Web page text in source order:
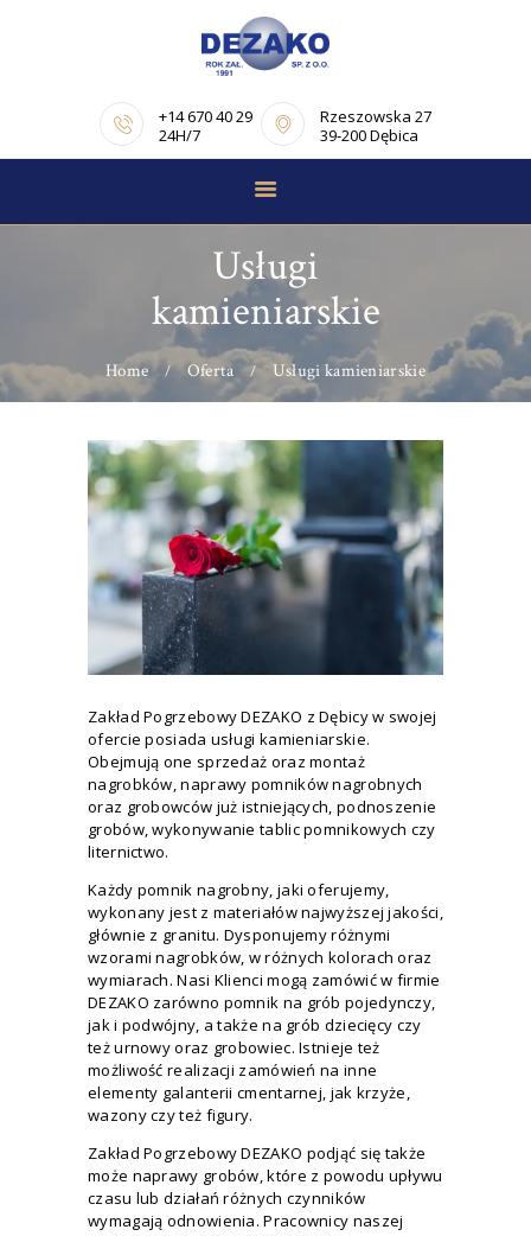
+14 670 40 29
24H/7
Rzeszowska 27
39-200 Dębica
Usługi
kamieniarskie
Home Oferta Usługi kamieniarskie
STRONA GŁÓWNA
PORADNIK
POGRZEBOWY
OPINIE
KONTAKT
Zakład Pogrzebowy DEZAKO z Dębicy w swojej
ofercie posiada usługi kamieniarskie.
Obejmują one sprzedaż oraz montaż
nagrobków, naprawy pomników nagrobnych
oraz grobowców już istniejących, podnoszenie
grobów, wykonywanie tablic pomnikowych czy
liternictwo.
Każdy pomnik nagrobny, jaki oferujemy,
wykonany jest z materiałów najwyższej jakości,
głównie z granitu. Dysponujemy różnymi
wzorami nagrobków, w różnych kolorach oraz
wymiarach. Nasi Klienci mogą zamówić w firmie
DEZAKO zarówno pomnik na grób pojedynczy,
jak i podwójny, a także na grób dziecięcy czy
też urnowy oraz grobowiec. Istnieje też
możliwość realizacji zamówień na inne
elementy galanterii cmentarnej, jak krzyże,
wazony czy też figury.
Zakład Pogrzebowy DEZAKO podjąć się także
może naprawy grobów, które z powodu upływu
czasu lub działań różnych czynników
wymagają odnowienia. Pracownicy naszej